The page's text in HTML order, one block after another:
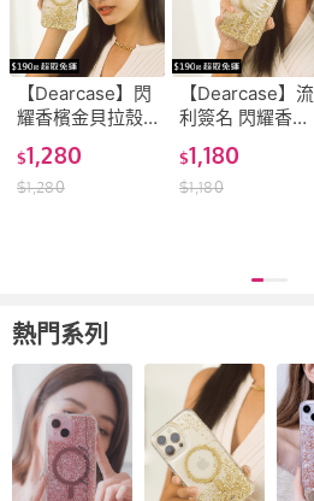
【Dearcase】閃
耀香檳金貝拉殼
MagSafe -
iPhone
15/14/Pro/Max
$1,280
$1,280
【Dearcase】流
利簽名 閃耀香檳
金貝拉殼
MagSafe iPhone
15/14/13 Pro
$1,180
$1,180
熱門系列